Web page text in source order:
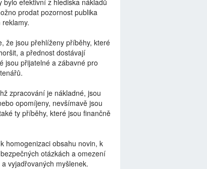
bylo efektivní z hlediska nákladů
prodat pozornost publika
že jsou přehlíženy příběhy, které
a přednost dostávají
jsou přijatelné a zábavné pro
zpracování je nákladné, jsou
opomíjeny, nevšímavě jsou
ty příběhy, které jsou finančně
homogenizaci obsahu novin, k
otázkách a omezení
vyjadřovaných myšlenek.